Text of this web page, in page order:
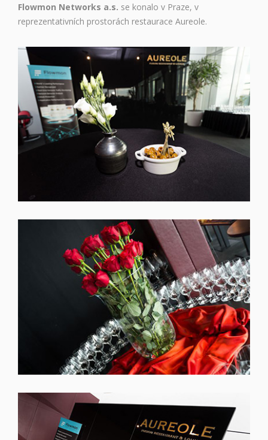
Flowmon Networks a.s. se konalo v Praze, v
reprezentativních prostorách restaurace Aureole.